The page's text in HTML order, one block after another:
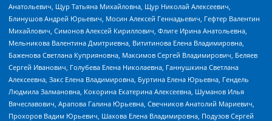
Анатольевич, Щур Татьяна Михайловна, Щур Николай Алексеевич,
Блинушов Андрей Юрьевич, Мосин Алексей Геннадьевич, Гефтер Валентин
Михайлович, Симонов Алексей Кириллович, Флиге Ирина Анатольевна,
Мельникова Валентина Дмитриевна, Вититинова Елена Владимировна,
Баженова Светлана Куприяновна, Максимов Сергей Владимирович, Беляев
Сергей Иванович, Голубева Елена Николаевна, Ганнушкина Светлана
Алексеевна, Закс Елена Владимировна, Буртина Елена Юрьевна, Гендель
Людмила Залмановна, Кокорина Екатерина Алексеевна, Шуманов Илья
Вячеславович, Арапова Галина Юрьевна, Свечников Анатолий Мариевич,
Прохоров Вадим Юрьевич, Шахова Елена Владимировна, Подузов Сергей